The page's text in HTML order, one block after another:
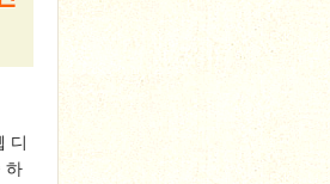
디
하